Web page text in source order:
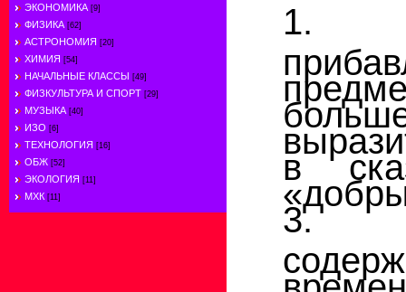
ЭКОНОМИКА [9]
ФИЗИКА [62]
АСТРОНОМИЯ [20]
ХИМИЯ [54]
НАЧАЛЬНЫЕ КЛАССЫ [49]
ФИЗКУЛЬТУРА И СПОРТ [29]
МУЗЫКА [40]
ИЗО [6]
ТЕХНОЛОГИЯ [16]
ОБЖ [52]
ЭКОЛОГИЯ [11]
МХК [11]
1.
в
3.